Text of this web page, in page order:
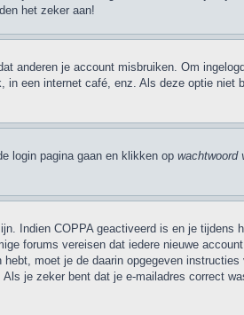
het zeker aan!
anderen je account misbruiken. Om
een internet café, enz. Als deze optie niet
login pagina gaan en klikken op wachtwoord
Indien COPPA geactiveerd is en je tijdens
forums vereisen dat iedere nieuwe
moet je de daarin opgegeven
je zeker bent dat je e-mailadres correct